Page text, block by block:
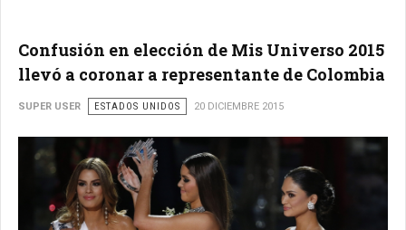
Confusión en elección de Mis Universo 2015
llevó a coronar a representante de Colombia
SUPER USER ESTADOS UNIDOS 20 DICIEMBRE 2015